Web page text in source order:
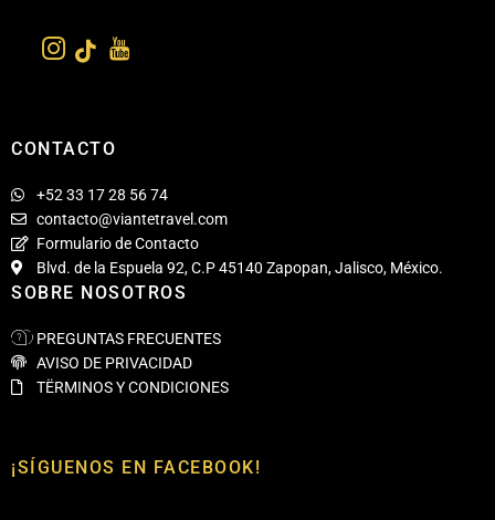
CONTACTO
+52 33 17 28 56 74
contacto@viantetravel.com
Formulario de Contacto
Blvd. de la Espuela 92, C.P 45140 Zapopan, Jalisco, México.
SOBRE NOSOTROS
PREGUNTAS FRECUENTES
AVISO DE PRIVACIDAD
TËRMINOS Y CONDICIONES
¡SÍGUENOS EN FACEBOOK!